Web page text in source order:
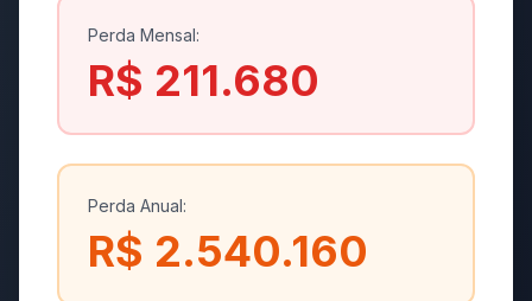
Perda Mensal:
R$ 211.680
Perda Anual:
R$ 2.540.160